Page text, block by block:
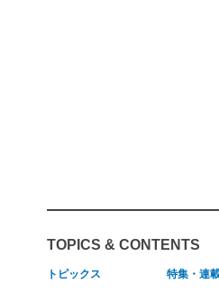
TOPICS & CONTENTS
トピックス 特集・連